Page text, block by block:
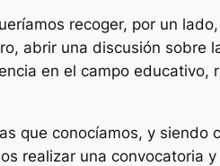
recoger, por un
abrir una discusión sobre
en el campo educativo,
que conocíamos, y siendo
realizar una convocatoria